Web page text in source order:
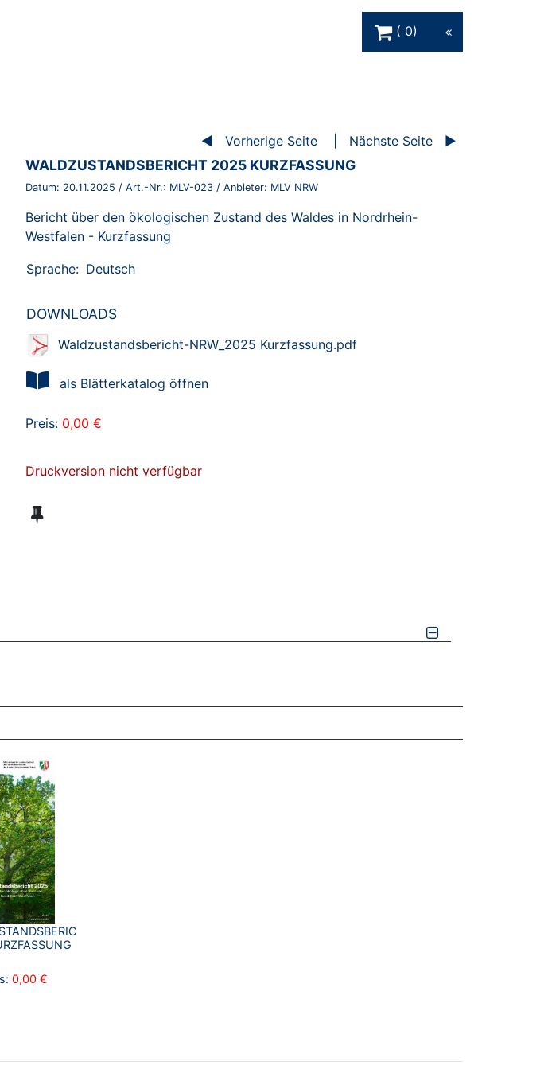
0
Vorherige Seite Nächste Seite
BROSCHÜRE:
WALDZUSTANDSBERICHT 2025 KURZFASSUNG
Datum: 20.11.2025 / Art.-Nr.: MLV-023 / Anbieter: MLV NRW
Bericht über den ökologischen Zustand des Waldes in Nordrhein-
Westfalen - Kurzfassung
Sprache: Deutsch
DOWNLOADS
Waldzustandsbericht-NRW_2025 Kurzfassung.pdf
als Blätterkatalog öffnen
Preis: 0,00 €
Druckversion nicht verfügbar
0,00 €